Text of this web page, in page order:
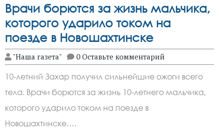
Врачи борются за жизнь мальчика,
которого ударило током на
поезде в Новошахтинске
"Наша газета" 0 Оставьте комментарий
10-летний Захар получил сильнейшие ожоги всего
тела. Врачи борются за жизнь 10-летнего мальчика,
которого ударило током на поезде в
Новошахтинске….